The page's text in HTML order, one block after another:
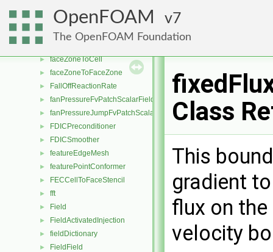
OpenFOAM 7
The OpenFOAM Foundation
► faceTriangulation
► faceZone
►
► faceZoneToCell
► faceZoneToFaceZone
► FallOffReactionRate
► fanPressureFvPatchScalarField
► fanPressureJumpFvPatchScalarField
► FDICPreconditioner
► FDICSmoother
► featureEdgeMesh
► featurePointConformer
► FECCellToFaceStencil
► fft
► Field
► FieldActivatedInjection
► fieldDictionary
► FieldField
Class
This
gradient
flux on
velocity